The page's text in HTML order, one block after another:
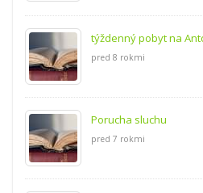
týždenný pobyt na
pred 8 rokmi
Porucha sluchu
pred 7 rokmi